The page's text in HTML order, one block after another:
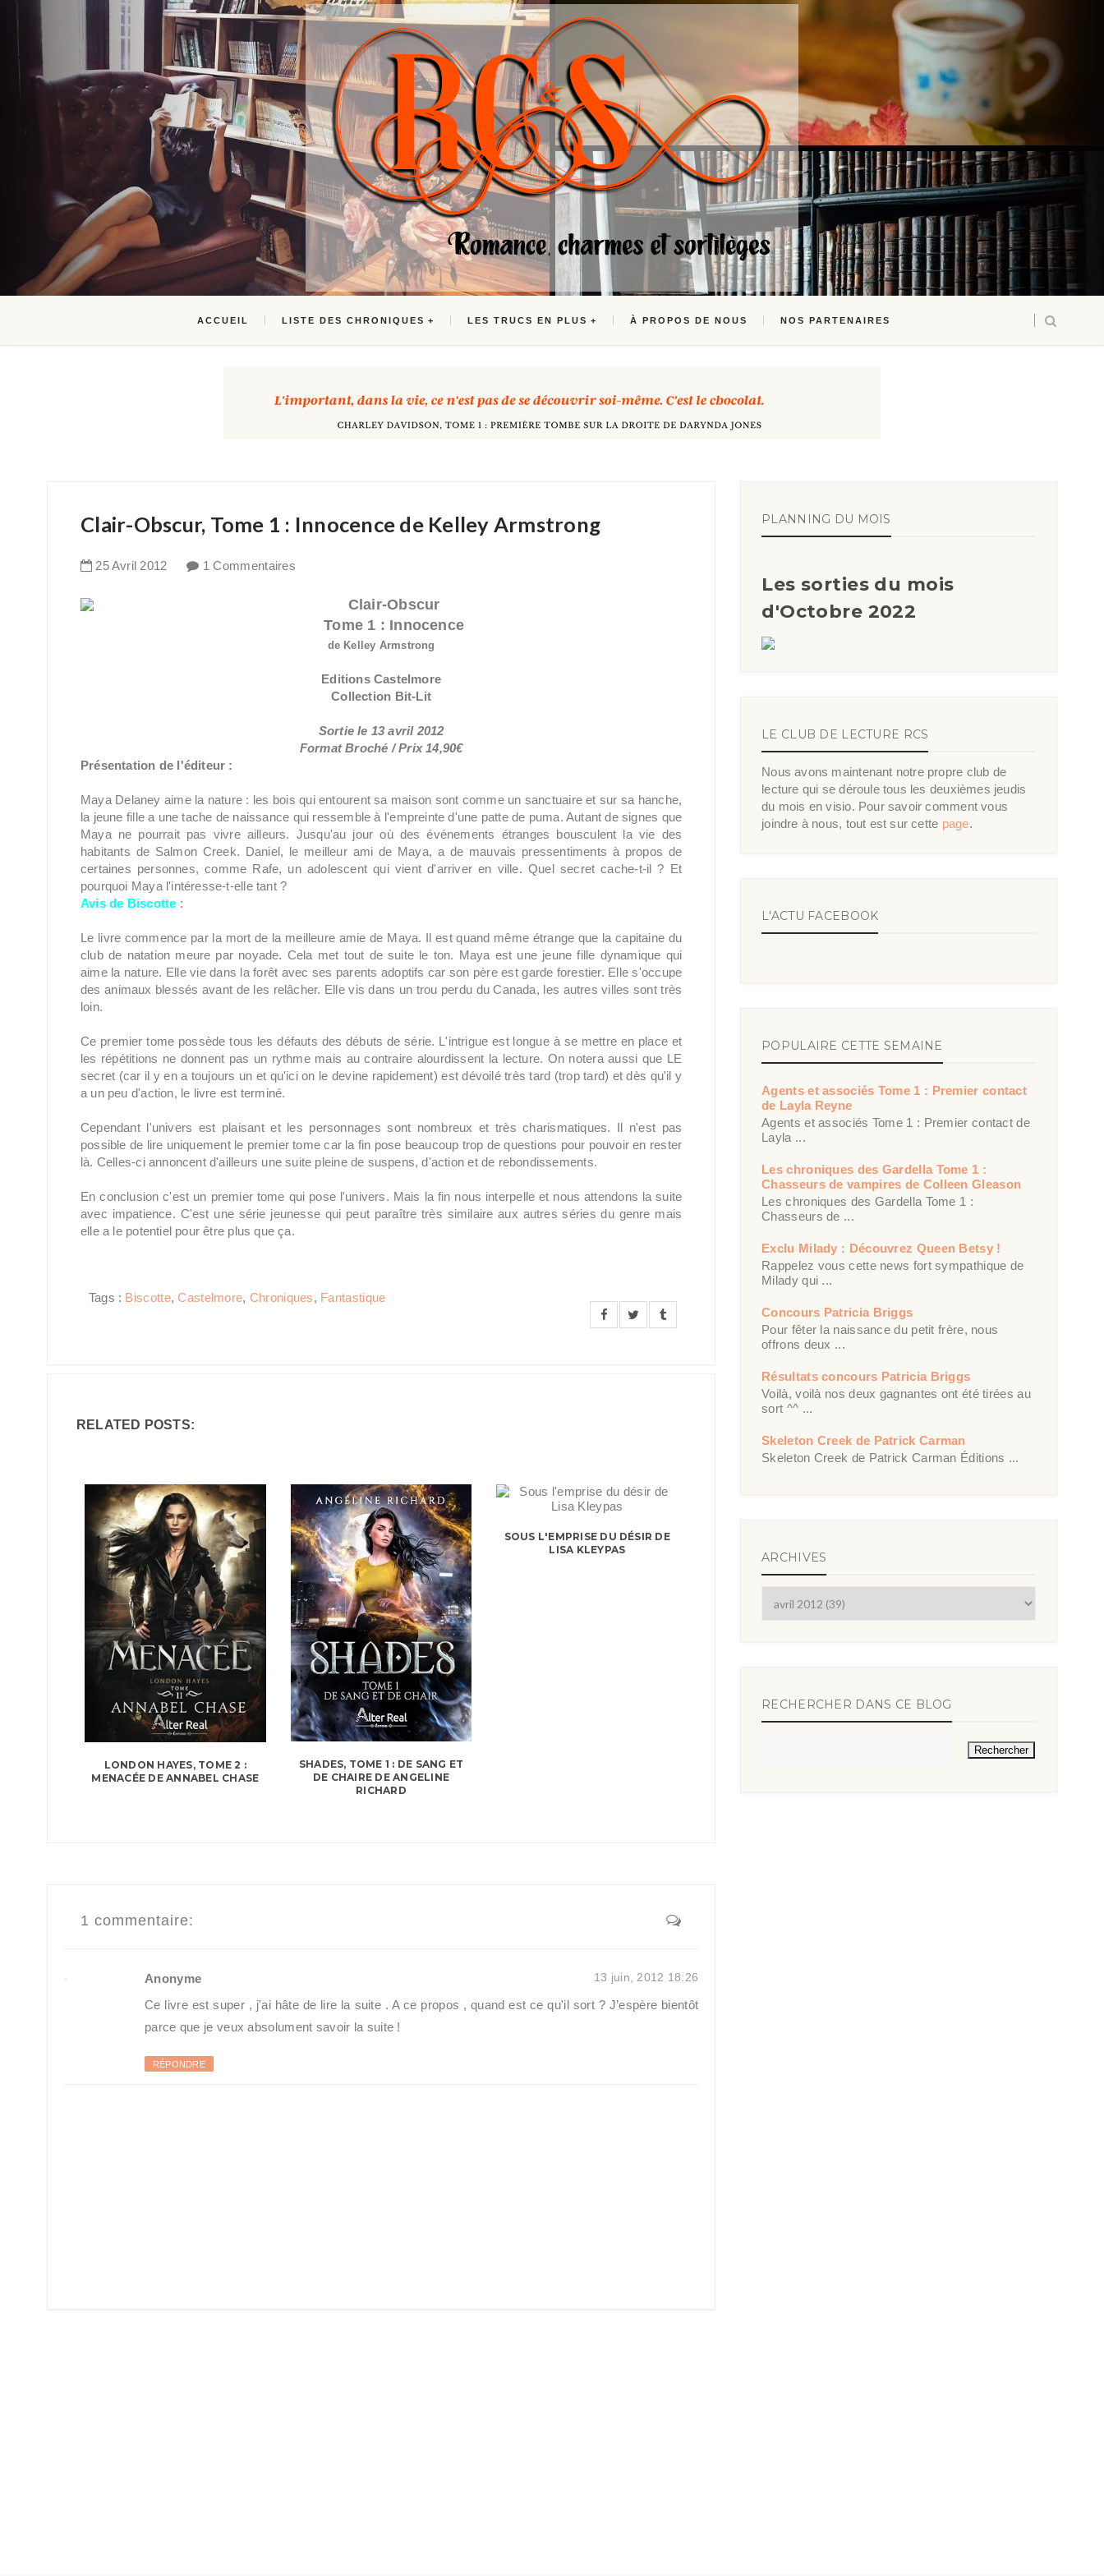
ACCUEIL LISTE DES CHRONIQUES LES TRUCS EN PLUS À PROPOS DE NOUS NOS PARTENAIRES
Clair-Obscur, Tome 1 : Innocence de Kelley Armstrong
25Avril 2012 1 Commentaires
Clair-Obscur
Tome 1 : Innocence
de Kelley Armstrong
Editions Castelmore
Collection Bit-Lit
Sortie le 13 avril 2012
Format Broché / Prix 14,90€
Présentation de l'éditeur :
Maya Delaney aime la nature : les bois qui entourent sa maison sont comme un sanctuaire et sur sa hanche,
la jeune fille a une tache de naissance qui ressemble à l'empreinte d'une patte de puma. Autant de signes que
Maya ne pourrait pas vivre ailleurs. Jusqu'au jour où des événements étranges bousculent la vie des
habitants de Salmon Creek. Daniel, le meilleur ami de Maya, a de mauvais pressentiments à propos de
certaines personnes, comme Rafe, un adolescent qui vient d'arriver en ville. Quel secret cache-t-il ? Et
pourquoi Maya l'intéresse-t-elle tant ?
Avis de Biscotte :
Le livre commence par la mort de la meilleure amie de Maya. Il est quand même étrange que la capitaine du
club de natation meure par noyade. Cela met tout de suite le ton. Maya est une jeune fille dynamique qui
aime la nature. Elle vie dans la forêt avec ses parents adoptifs car son père est garde forestier. Elle s'occupe
des animaux blessés avant de les relâcher. Elle vis dans un trou perdu du Canada, les autres villes sont très
loin.
Ce premier tome possède tous les défauts des débuts de série. L'intrigue est longue à se mettre en place et
les répétitions ne donnent pas un rythme mais au contraire alourdissent la lecture. On notera aussi que LE
secret (car il y en a toujours un et qu'ici on le devine rapidement) est dévoilé très tard (trop tard) et dès qu'il y
a un peu d'action, le livre est terminé.
Cependant l'univers est plaisant et les personnages sont nombreux et très charismatiques. Il n'est pas
possible de lire uniquement le premier tome car la fin pose beaucoup trop de questions pour pouvoir en rester
là. Celles-ci annoncent d'ailleurs une suite pleine de suspens, d'action et de rebondissements.
En conclusion c'est un premier tome qui pose l'univers. Mais la fin nous interpelle et nous attendons la suite
avec impatience. C'est une série jeunesse qui peut paraître très similaire aux autres séries du genre mais
elle a le potentiel pour être plus que ça.
Tags : Biscotte,Castelmore, Chroniques, Fantastique
RELATED POSTS:
LONDON HAYES, TOME 2 :
MENACÉE DE ANNABEL CHASE
SHADES, TOME 1 : DE SANG ET
DE CHAIRE DE ANGELINE
RICHARD
SOUS L'EMPRISE DU DÉSIR DE
LISA KLEYPAS
1 commentaire:
Anonyme 13 juin, 2012 18:26
Ce livre est super , j'ai hâte de lire la suite . A ce propos , quand est ce qu'il sort ? J’espère bientôt
parce que je veux absolument savoir la suite !
RÉPONDRE
PLANNING DU MOIS
Les sorties du mois
d'Octobre 2022
LE CLUB DE LECTURE RCS
Nous avons maintenant notre propre club de
lecture qui se déroule tous les deuxièmes jeudis
du mois en visio. Pour savoir comment vous
joindre à nous, tout est sur cette page.
L'ACTU FACEBOOK
POPULAIRE CETTE SEMAINE
Agents et associés Tome 1 : Premier contact
de Layla Reyne
Agents et associés Tome 1 : Premier contact de
Layla ...
Les chroniques des Gardella Tome 1 :
Chasseurs de vampires de Colleen Gleason
Les chroniques des Gardella Tome 1 :
Chasseurs de ...
Exclu Milady : Découvrez Queen Betsy !
Rappelez vous cette news fort sympathique de
Milady qui ...
Concours Patricia Briggs
Pour fêter la naissance du petit frère, nous
offrons deux ...
Résultats concours Patricia Briggs
Voilà, voilà nos deux gagnantes ont été tirées au
sort ^^ ...
Skeleton Creek de Patrick Carman
Skeleton Creek de Patrick Carman Éditions ...
ARCHIVES
RECHERCHER DANS CE BLOG